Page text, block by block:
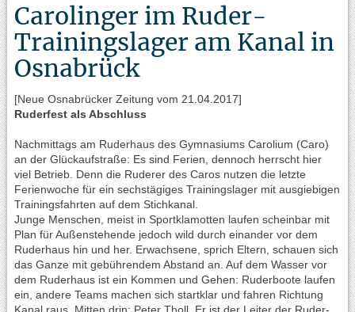
Carolinger im Ruder-
Trainingslager am Kanal in
Osnabrück
[Neue Osnabrücker Zeitung vom 21.04.2017]
Ruderfest als Abschluss
Nachmittags am Ruderhaus des Gymnasiums Carolium (Caro)
an der Glückaufstraße: Es sind Ferien, dennoch herrscht hier
viel Betrieb. Denn die Ruderer des Caros nutzen die letzte
Ferienwoche für ein sechstägiges Trainingslager mit ausgiebigen
Trainingsfahrten auf dem Stichkanal.
Junge Menschen, meist in Sportklamotten laufen scheinbar mit
Plan für Außenstehende jedoch wild durch einander vor dem
Ruderhaus hin und her. Erwachsene, sprich Eltern, schauen sich
das Ganze mit gebührendem Abstand an. Auf dem Wasser vor
dem Ruderhaus ist ein Kommen und Gehen: Ruderboote laufen
ein, andere Teams machen sich startklar und fahren Richtung